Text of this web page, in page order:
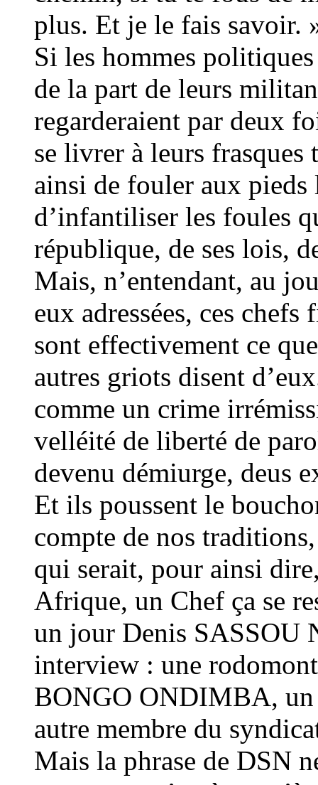
plus. Et je le fais savoir.
Si les hommes
de la part de leurs
regarderaient par deux
se livrer à leurs frasques
ainsi de fouler aux pieds
d’infantiliser les foules
république, de ses lois,
Mais, n’entendant, au
eux adressées, ces
sont effectivement ce
autres griots disent
comme un crime
velléité de liberté de
devenu démiurge, deus
Et ils poussent le
compte de nos
qui serait, pour ainsi
Afrique, un Chef ça se
un jour Denis SASSOU
interview : une
BONGO ONDIMBA,
autre membre du
Mais la phrase de DSN